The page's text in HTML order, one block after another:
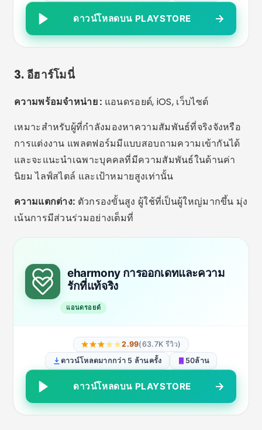
แอนดรอยด์
ดาวน์โหลดมากกว่า 5 ล้านครั้ง
ดาวน์โหลดบน PLAYSTORE
คุณสมบัติพิเศษที่น่าสนใจ
วิดีโอคอลในแอป:เหมาะสำหรับการทำความรู้จักกัน
ให้ดีขึ้นก่อนเดทครั้งแรก
ตัวกรองตามบุตรและสถานภาพสมรส:
eHarmony และ Bumble ช่วยให้คุณระบุได้ว่าคุณมี
การยืนยันตัวตนด้วยเซลฟี่:ลดโปรไฟล์ปลอมและเพิ่ม
ความน่าเชื่อถือในการสนทนา
โหมดส่วนตัว:เลือกเวลาและบุคคลที่ต้องการให้
ข้อความอัจฉริยะ:
ข้อเสนอแนะในการเริ่มบทสนทนา
เป็นประโยชน์สำหรับการติดต่อครั้งแรก
การดูแลทั่วไปหรือความผิดพลาด